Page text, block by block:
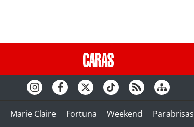
Marie Claire Fortuna Weekend Parabrisas